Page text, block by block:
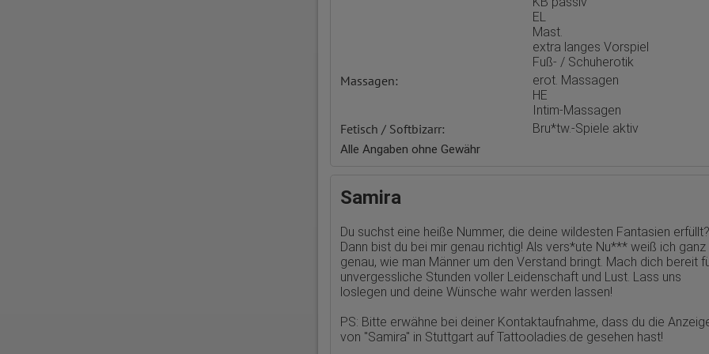
Die erzeugten Informationen über die Benutzung unserer Webseiten
sowie die von dem Browser übermittelte IP-Adresse werden übertragen
und gespeichert. Dabei können aus den verarbeiteten Daten pseudonyme
Nutzungsprofile der Nutzer erstellt werden. Diese Informationen wird
Google gegebenenfalls auch an Dritte übertragen, sofern dies gesetzlich
vorgeschrieben wird oder, soweit Dritte diese Daten im Auftrag von
Google verarbeiten. Die IP-Adresse der Nutzer wird von Google innerhalb
von Mitgliedstaaten der Europäischen Union oder in anderen
Vertragsstaaten des Abkommens über den Europäischen
Wirtschaftsraum gekürzt, dies bedeutet, dass alle Daten anonym
erhoben werden. Nur in Ausnahmefällen wird die volle IP-Adresse an
einen Server von Google in den USA übertragen und dort gekürzt. Die von
Erhobene Informationen zum Besucherverhalten sind folgende:
Herkunft (Land und Stadt)
Sprache
Betriebssystem
Gerät (PC, Tablet-PC oder Smartphone)
Browser und alle verwendeten Add-ons
Auflösung des Computers
Webseite)
Welche Dateien wurden heruntergeladen?
Welche Videos angeschaut?
EL
Mast.
extra langes Vorspiel
Fuß- / Schuherotik
Massagen:
erot. Massagen
HE
Intim-Massagen
Fetisch / Softbizarr: Bru*tw.-Spiele aktiv
Alle Angaben ohne Gewähr
Samira
Du suchst eine heiße Nummer, die deine wildesten Fantasien erfüllt?
Dann bist du bei mir genau richtig! Als vers*ute Nu*** weiß ich ganz
genau, wie man Männer um den Verstand bringt. Mach dich bereit
unvergessliche Stunden voller Leidenschaft und Lust. Lass uns
loslegen und deine Wünsche wahr werden lassen!
PS: Bitte erwähne bei deiner Kontaktaufnahme, dass du die
von "Samira" in Stuttgart auf Tattooladies.de gesehen hast!